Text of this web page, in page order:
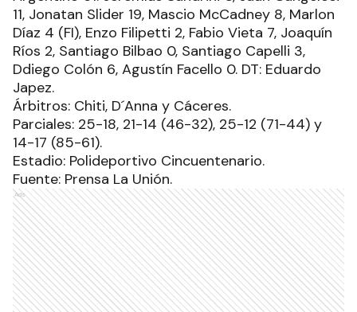
11, Jonatan Slider 19, Mascio McCadney 8, Marlon
Díaz 4 (FI), Enzo Filipetti 2, Fabio Vieta 7, Joaquín
Ríos 2, Santiago Bilbao 0, Santiago Capelli 3,
Ddiego Colón 6, Agustín Facello 0. DT: Eduardo
Japez.
Árbitros: Chiti, D´Anna y Cáceres.
Parciales: 25-18, 21-14 (46-32), 25-12 (71-44) y
14-17 (85-61).
Estadio: Polideportivo Cincuentenario.
Fuente: Prensa La Unión.
Ads